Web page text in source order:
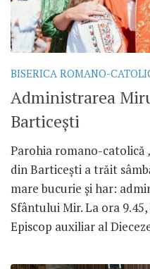
BISERICA ROMANO-
Administrarea
Barticești
Parohia romano-
din Barticești a trăit
mare bucurie și har:
Sfântului Mir. La ora
Episcop auxiliar al